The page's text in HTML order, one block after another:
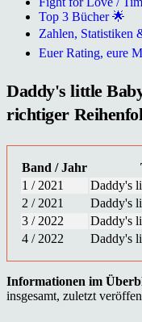
Top 3 Bücher 🌟
Zahlen, Statistiken
Euer Rating, eure
Daddy's little
richtiger
Band / Jahr
1 / 2021
Daddy's
2 / 2021
Daddy's
3 / 2022
Daddy's
4 / 2022
Daddy's
Informationen im
insgesamt, zuletzt